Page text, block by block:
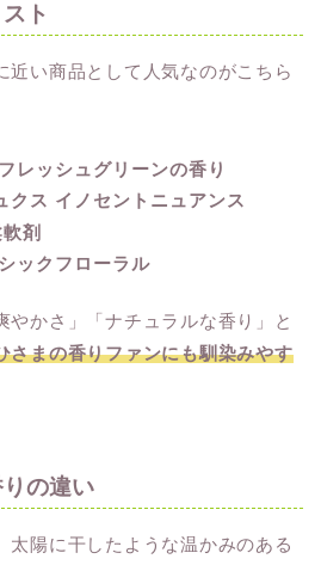
ト
近い商品として人気なのがこちら
レッシュグリーンの香り
クス イノセントニュアンス
剤
ックフローラル
やかさ」「ナチュラルな香り」と
さまの香りファンにも馴染みやす
の違い
太陽に干したような温かみのある